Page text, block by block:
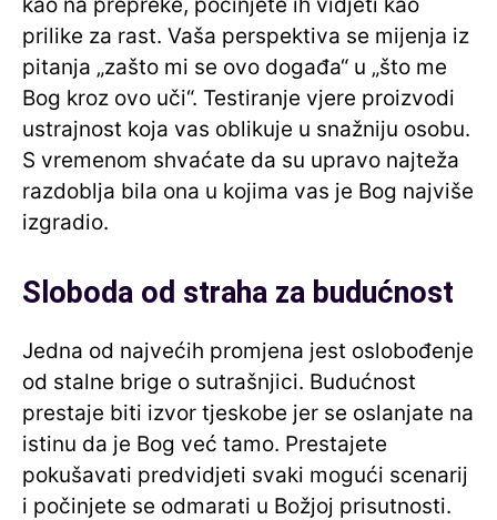
prilike za rast. Vaša perspektiva se mijenja iz
pitanja „zašto mi se ovo događa“ u „što me
Bog kroz ovo uči“. Testiranje vjere proizvodi
ustrajnost koja vas oblikuje u snažniju osobu.
S vremenom shvaćate da su upravo najteža
razdoblja bila ona u kojima vas je Bog najviše
izgradio.
Sloboda od straha za budućnost
Jedna od najvećih promjena jest oslobođenje
od stalne brige o sutrašnjici. Budućnost
prestaje biti izvor tjeskobe jer se oslanjate na
istinu da je Bog već tamo. Prestajete
pokušavati predvidjeti svaki mogući scenarij
i počinjete se odmarati u Božjoj prisutnosti.